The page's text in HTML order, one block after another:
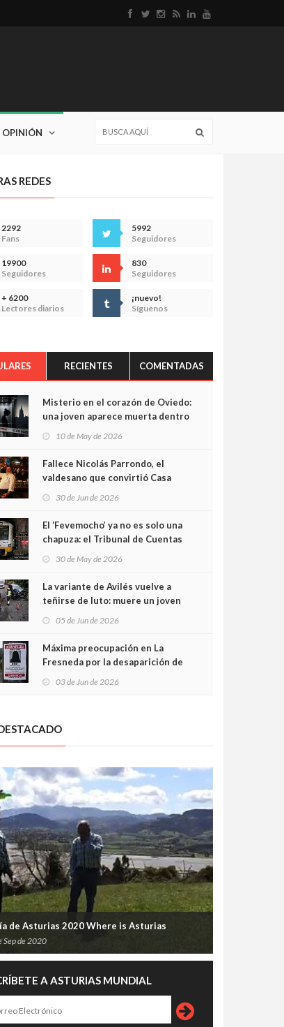
OPINIÓN
REDES
2292
Fans
5992
Seguidores
19900
Seguidores
830
Seguidores
+ 6200
Lectores diarios
¡nuevo!
Síguenos
RECIENTES COMENTADAS
Misterio en el corazón de Oviedo:
una joven aparece muerta dentro
cámaras captan sus últimos
minutos
10 de May de 2026
Fallece Nicolás Parrondo, el
valdesano que convirtió Casa
30 de Jun de 2026
El ‘Fevemocho’ ya no es solo una
chapuza: el Tribunal de Cuentas
sobrecoste de los trenes que no
cabían por los túneles
30 de May de 2026
La variante de Avilés vuelve a
teñirse de luto: muere un joven
05 de Jun de 2026
Máxima preocupación en La
Fresneda por la desaparición de
03 de Jun de 2026
de Asturias 2020 Where is Asturias
Sep de 2020
A ASTURIAS MUNDIAL